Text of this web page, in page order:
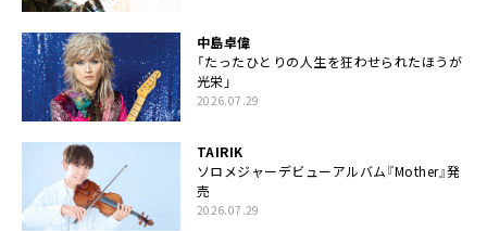
中島卓偉
「たったひとりの人生を狂わせられたほうが
光栄」
2026.07.29
TAIRIK
ソロメジャーデビューアルバム『Mother』発
売
2026.07.29